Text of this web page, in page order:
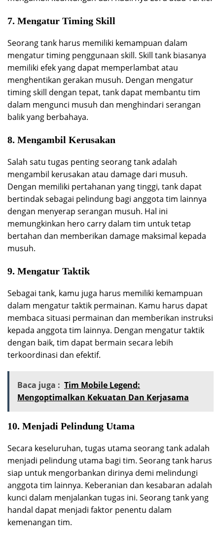
7. Mengatur Timing Skill
Seorang tank harus memiliki kemampuan dalam
mengatur timing penggunaan skill. Skill tank biasanya
memiliki efek yang dapat memperlambat atau
menghentikan gerakan musuh. Dengan mengatur
timing skill dengan tepat, tank dapat membantu tim
dalam mengunci musuh dan menghindari serangan
balik yang berbahaya.
8. Mengambil Kerusakan
Salah satu tugas penting seorang tank adalah
mengambil kerusakan atau damage dari musuh.
Dengan memiliki pertahanan yang tinggi, tank dapat
bertindak sebagai pelindung bagi anggota tim lainnya
dengan menyerap serangan musuh. Hal ini
memungkinkan hero carry dalam tim untuk tetap
bertahan dan memberikan damage maksimal kepada
musuh.
9. Mengatur Taktik
Sebagai tank, kamu juga harus memiliki kemampuan
dalam mengatur taktik permainan. Kamu harus dapat
membaca situasi permainan dan memberikan instruksi
kepada anggota tim lainnya. Dengan mengatur taktik
dengan baik, tim dapat bermain secara lebih
terkoordinasi dan efektif.
Baca juga : Tim Mobile Legend:
Mengoptimalkan Kekuatan Dan Kerjasama
10. Menjadi Pelindung Utama
Secara keseluruhan, tugas utama seorang tank adalah
menjadi pelindung utama bagi tim. Seorang tank harus
siap untuk mengorbankan dirinya demi melindungi
anggota tim lainnya. Keberanian dan kesabaran adalah
kunci dalam menjalankan tugas ini. Seorang tank yang
handal dapat menjadi faktor penentu dalam
kemenangan tim.